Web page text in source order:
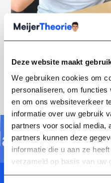
Deze website maakt
We gebruiken cookies om
personaliseren, om
en om ons websiteverkeer
informatie over uw gebruik
partners voor social media,
partners kunnen deze
informatie die u aan ze
verzameld op basis van uw